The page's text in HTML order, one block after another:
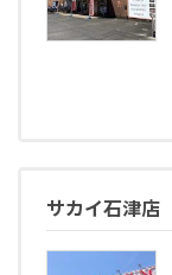
サカイ石津店